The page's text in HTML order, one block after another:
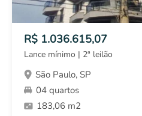
R$ 1.036.615,07
Lance mínimo | 2ª leilão
São Paulo, SP
04 quartos
183,06 m2